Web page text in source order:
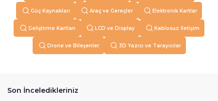
Güç Kaynakları Araç ve Gereçler Elektronik Kartlar
Geliştirme Kartları LCD ve Display Kablosuz İletişim
Drone ve Bileşenler 3D Yazıcı ve Tarayıcılar
Son İnceledikleriniz